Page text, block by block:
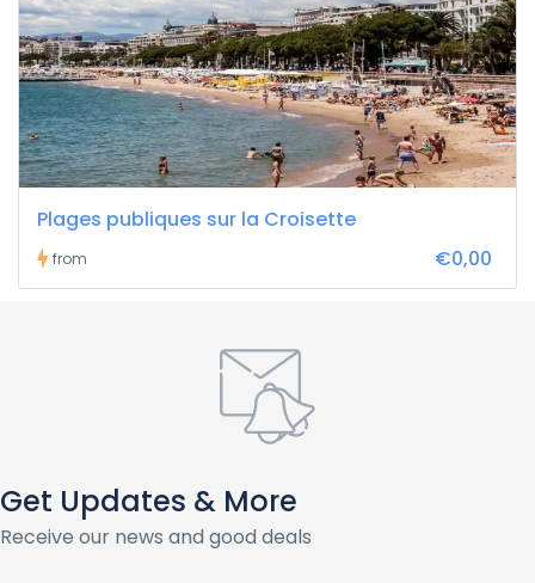
Plages publiques sur la Croisette
from €0,00
Get Updates & More
Receive our news and good deals